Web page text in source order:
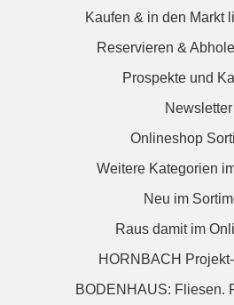
Kaufen & in den Markt
Reservieren &
Prospekte und
Newsletter
Onlineshop
Weitere Kategorien
Neu im
Raus damit im
HORNBACH
BODENHAUS: Fliesen.